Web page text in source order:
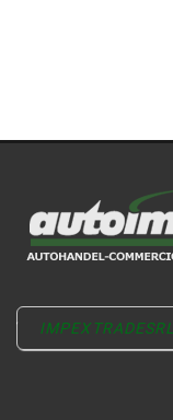
IMPEXTRADESRL